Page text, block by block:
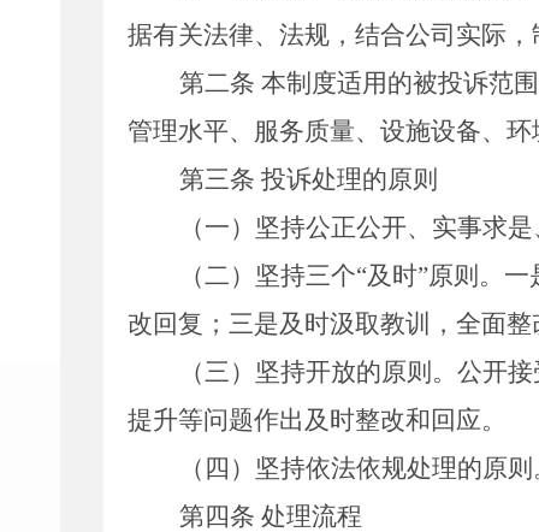
据有关法律、法规，结合公司实际
第二条 本制度适用的被投诉范
管理水平、服务质量、设施设备、
第三条 投诉处理的原则
（一） 坚持公正公开、实事求
（二） 坚持三个“及时”原则。
改回复；三是及时汲取教训，全面
（三） 坚持开放的原则。公开
提升等问题作出及时整改和回应。
（四） 坚持依法依规处理的原
第四条 处理流程